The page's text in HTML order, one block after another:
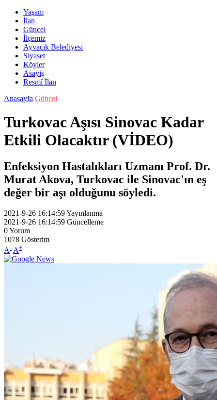
Yaşam
İlan
Güncel
İlçemiz
Ayvacık Belediyesi
Siyaset
Köyler
Asayiş
Resmî İlan
Anasayfa Güncel
Turkovac Aşısı Sinovac Kadar
Etkili Olacaktır (VİDEO)
Enfeksiyon Hastalıkları Uzmanı Prof. Dr.
Murat Akova, Turkovac ile Sinovac'ın eş
değer bir aşı olduğunu söyledi.
2021-9-26 16:14:59Yayınlanma
2021-9-26 16:14:59 Güncelleme
0Yorum
1078 Gösterim
A- A+